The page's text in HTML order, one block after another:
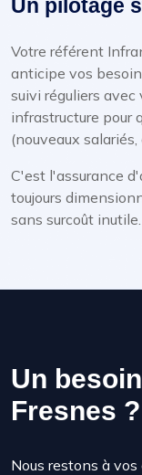
Un pilotage
Votre référent
anticipe vos
suivi réguliers avec
infrastructure pour
(nouveaux
C'est l'assurance
toujours
sans surcoût inutile.
Un
Fresnes ?
Nous restons à